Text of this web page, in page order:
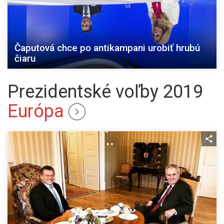
Čaputová chce po antikampani urobiť hrubú
čiaru
Prezidentské voľby 2019
Európa